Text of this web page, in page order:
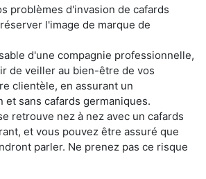
problèmes d'invasion de cafards
l'image de marque de
d'une compagnie professionnelle,
de veiller au bien-être de vos
clientèle, en assurant un
et sans cafards germaniques.
retrouve nez à nez avec un cafards
et vous pouvez être assuré que
parler. Ne prenez pas ce risque